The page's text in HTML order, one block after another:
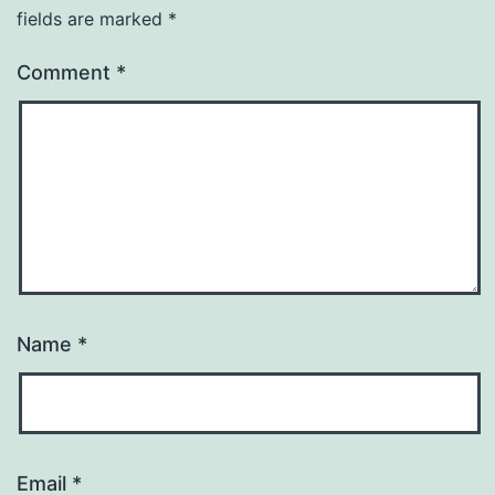
fields are marked *
Comment *
Name *
Email *